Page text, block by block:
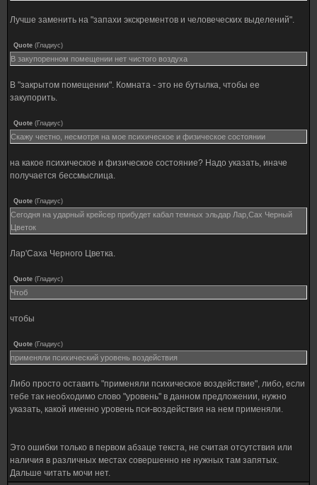
Лучше заменить на "запахи экскрементов и человеческих выделений".
Quote (Гладиус)
В закупоренном помещении нет чистого воздуха
В "закрытом помещении". Комната - это не бутылка, чтобы ее
закупорить.
Quote (Гладиус)
Скажу честно, несмотря на мое психическое и физическое состоянии
на какое психическое и физическое состояние? Надо указать, иначе
получается бессмыслица.
Quote (Гладиус)
Сегодня на ударный крейсер прибудет кабал темных эльдар Лар,Сах Черный
Цветок
Лар'Саха Черного Цветка.
Quote (Гладиус)
Чтоб
чтобы
Quote (Гладиус)
применяли психический уровень воздействия
Либо просто оставить "применяли психическое воздействие", либо, если
тебе так необходимо слово "уровень" в данном предложении, нужно
указать, какой именно уровень пси-воздействия на нем применяли.
Это ошибки только в первом абзаце текста, не считая отсутствия или
наличия в различных местах совершенно не нужных там запятых.
Дальше читать мочи нет.